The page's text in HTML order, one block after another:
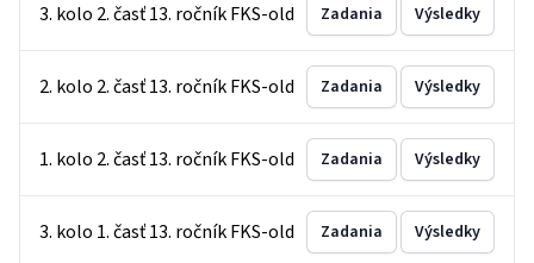
3. kolo 2. časť 13. ročník FKS-old Zadania Výsledky
2. kolo 2. časť 13. ročník FKS-old Zadania Výsledky
1. kolo 2. časť 13. ročník FKS-old Zadania Výsledky
3. kolo 1. časť 13. ročník FKS-old Zadania Výsledky